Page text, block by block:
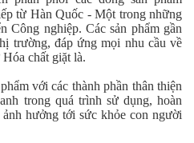
từ Hàn Quốc - Một trong những
Công nghiệp. Các sản phẩm gần
trường, đáp ứng mọi nhu cầu về
chất giặt là.
với các thành phần thân thiện
trong quá trình sử dụng, hoàn
hưởng tới sức khỏe con người